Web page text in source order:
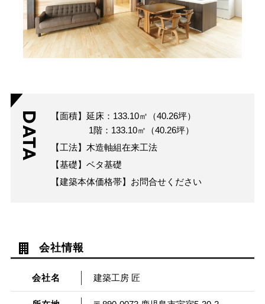
DATA
【面積】延床：133.10㎡（40.26坪）
1階：133.10㎡（40.26坪）
【工法】木造軸組在来工法
【基礎】ベタ基礎
【建築本体価格帯】お問合せください
会社情報
会社名 建築工房 匠